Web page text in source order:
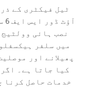
ٹیل فیکٹری کے
نصب ہائی
پھیلانے اور
کیا جاتا ہے۔
خدمات حاصل کرنا